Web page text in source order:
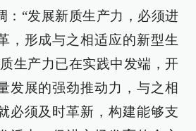
：“发展新质生产力，必须进
，形成与之相适应的新型生
生产力已在实践中发端，开
发展的强劲推动力，与之相
必须及时革新，构建能够支